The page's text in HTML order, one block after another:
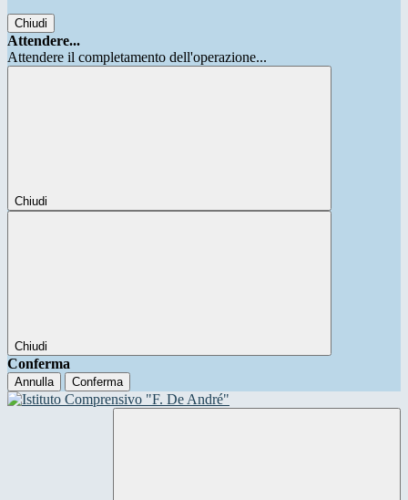
Chiudi
Attendere...
Attendere il completamento dell'operazione...
Chiudi
Chiudi
Conferma
Annulla Conferma